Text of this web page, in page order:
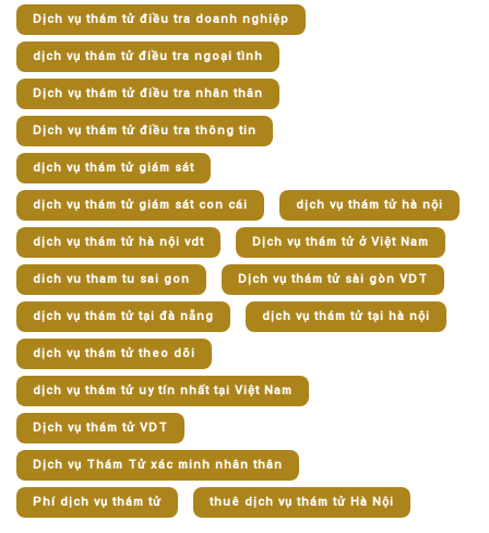
Dịch vụ thám tử điều tra doanh nghiệp
dịch vụ thám tử điều tra ngoại tình
Dịch vụ thám tử điều tra nhân thân
Dịch vụ thám tử điều tra thông tin
dịch vụ thám tử giám sát
dịch vụ thám tử giám sát con cái dịch vụ thám tử hà nội
dịch vụ thám tử hà nội vdt Dịch vụ thám tử ở Việt Nam
dich vu tham tu sai gon Dịch vụ thám tử sài gòn VDT
dịch vụ thám tử tại đà nẵng dịch vụ thám tử tại hà nội
dịch vụ thám tử theo dõi
dịch vụ thám tử uy tín nhất tại Việt Nam
Dịch vụ thám tử VDT
Dịch vụ Thám Tử xác minh nhân thân
Phí dịch vụ thám tử thuê dịch vụ thám tử Hà Nội